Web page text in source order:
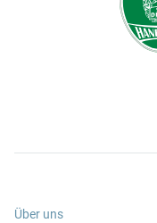
Über uns